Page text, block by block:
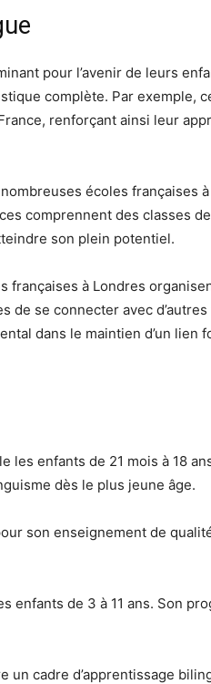
pour l’avenir de leurs
complète. Par exemple,
renforçant ainsi leur
écoles françaises
comprennent des classes
son plein potentiel.
françaises à Londres
se connecter avec
dans le maintien d’un lien
les enfants de 21 mois à 18
dès le plus jeune âge.
son enseignement de
de 3 à 11 ans. Son
un cadre d’apprentissage